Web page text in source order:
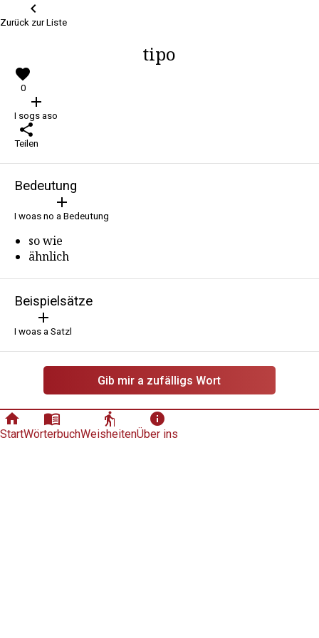
keyboard_arrow_left
Zurück zur Liste
tipo
favorite
0
add
I sogs aso
share
Teilen
Bedeutung
add
I woas no a Bedeutung
so wie
ähnlich
Beispielsätze
add
I woas a Satzl
Gib mir a zufälligs Wort
home
Start
menu_book
Wörterbuch
elderly
Weisheiten
info
Über ins